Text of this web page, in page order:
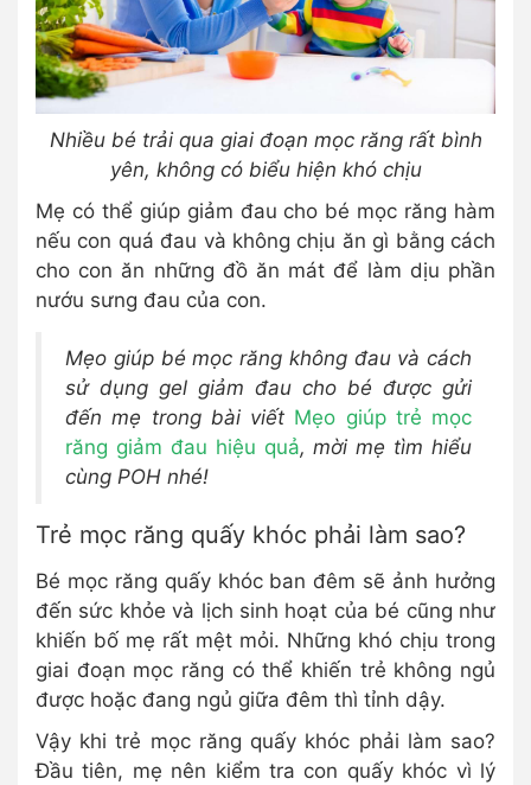
Nhiều bé trải qua giai đoạn mọc răng rất bình
yên, không có biểu hiện khó chịu
Mẹ có thể giúp giảm đau cho bé mọc răng hàm
nếu con quá đau và không chịu ăn gì bằng cách
cho con ăn những đồ ăn mát để làm dịu phần
nướu sưng đau của con.
Mẹo giúp bé mọc răng không đau và cách
sử dụng gel giảm đau cho bé được gửi
đến mẹ trong bài viết Mẹo giúp trẻ mọc
răng giảm đau hiệu quả, mời mẹ tìm hiểu
cùng POH nhé!
Trẻ mọc răng quấy khóc phải làm sao?
Bé mọc răng quấy khóc ban đêm sẽ ảnh hưởng
đến sức khỏe và lịch sinh hoạt của bé cũng như
khiến bố mẹ rất mệt mỏi. Những khó chịu trong
giai đoạn mọc răng có thể khiến trẻ không ngủ
được hoặc đang ngủ giữa đêm thì tỉnh dậy.
Vậy khi trẻ mọc răng quấy khóc phải làm sao?
Đầu tiên, mẹ nên kiểm tra con quấy khóc vì lý